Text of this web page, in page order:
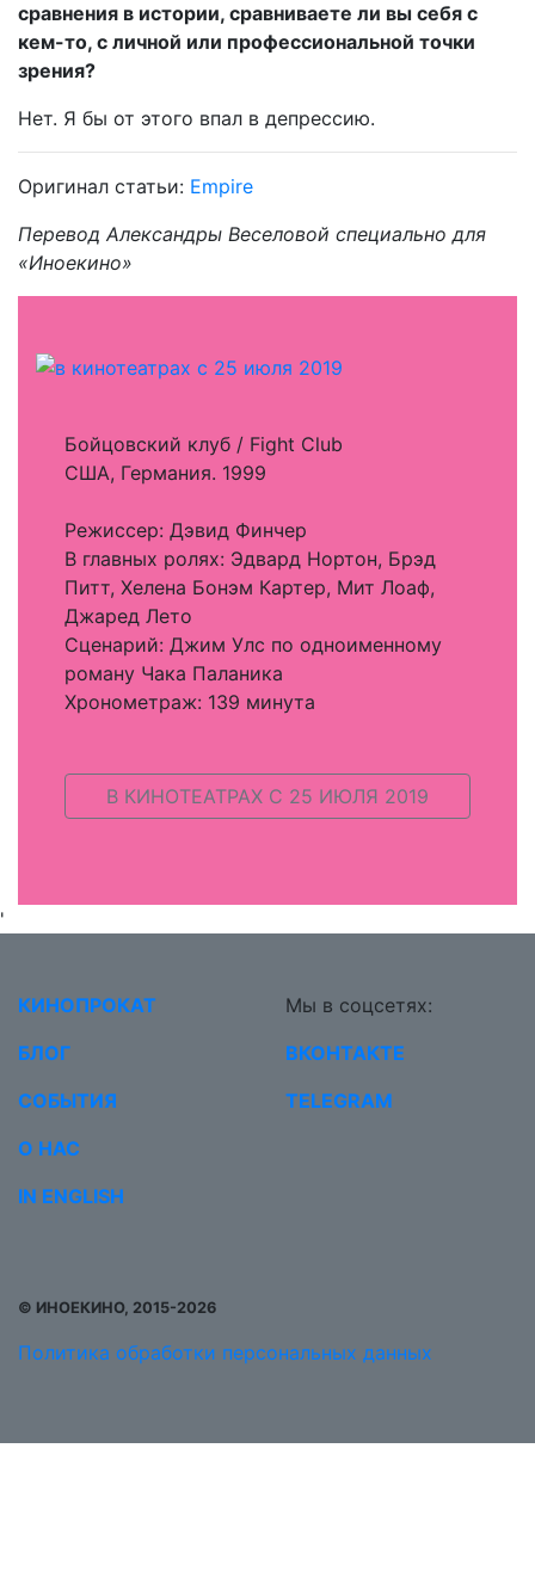
сравнения в истории, сравниваете ли вы себя с
кем-то, с личной или профессиональной точки
зрения?
Нет. Я бы от этого впал в депрессию.
Оригинал статьи: Empire
Перевод Александры Веселовой специально для
«Иноекино»
Бойцовский клуб / Fight Club
США, Германия. 1999
Режиссер: Дэвид Финчер
В главных ролях: Эдвард Нортон, Брэд
Питт, Хелена Бонэм Картер, Мит Лоаф,
Джаред Лето
Сценарий: Джим Улс по одноименному
роману Чака Паланика
Хронометраж: 139 минута
В КИНОТЕАТРАХ C 25 ИЮЛЯ 2019
'
КИНОПРОКАТ
БЛОГ
СОБЫТИЯ
О НАС
IN ENGLISH
Мы в соцсетях:
ВКОНТАКТЕ
TELEGRAM
© ИНОЕКИНО, 2015-2026
Политика обработки персональных данных